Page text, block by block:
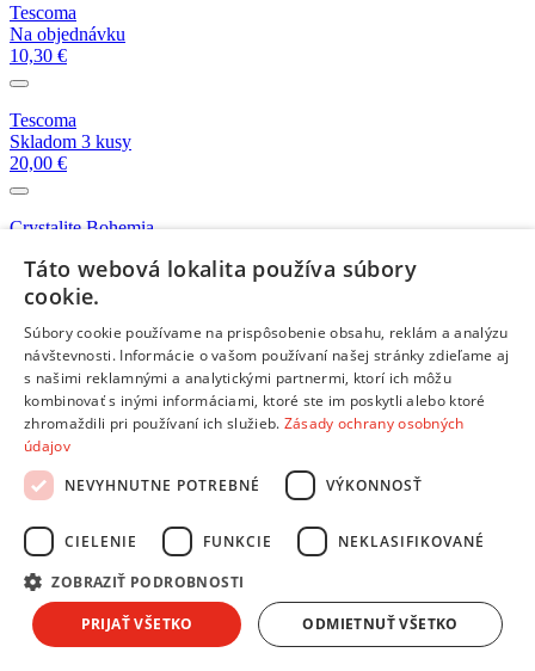
Tescoma
Na objednávku
10,30 €
Tescoma
Skladom 3 kusy
20,00 €
Crystalite Bohemia
41,99 €
Crystalite Bohemia
Skladom 1 kus
16,99 €
Viac kompatibilných produktov z kategórie:Misky a nádoby
Skladom 4 kusy
14,35 €
Emos EV014 biela
Skladom 5 a viac kusov
9,89 €
Táto webová lokalita používa súbory
cookie.
Súbory cookie používame na prispôsobenie obsahu, reklám a analýzu
návštevnosti. Informácie o vašom používaní našej stránky zdieľame aj
s našimi reklamnými a analytickými partnermi, ktorí ich môžu
kombinovať s inými informáciami, ktoré ste im poskytli alebo ktoré
zhromaždili pri používaní ich služieb. Zásady ochrany osobných
údajov
NEVYHNUTNE POTREBNÉ
VÝKONNOSŤ
CIELENIE FUNKCIE NEKLASIFIKOVANÉ
ZOBRAZIŤ PODROBNOSTI
PRIJAŤ VŠETKO ODMIETNUŤ VŠETKO